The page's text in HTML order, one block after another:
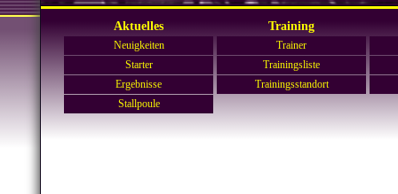
Aktuelles Training
Neuigkeiten
Starter
Ergebnisse
Stallpoule
Trainer
Trainingsliste
Trainingsstandort